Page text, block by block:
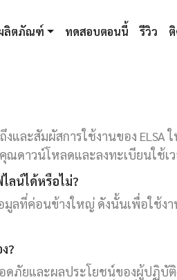
ลิตภัณฑ์ ทดสอบตอนนี้ รีวิว
และสัมผัสการใช้งานของ
ดาวน์โหลดและลงทะเบียนใช้เว
ลน์ได้หรือไม่?
มูลที่ค่อนข้างใหญ่ ดังนั้นเพื่อใช้ง
?
ภัยและผลประโยชน์ของผู้ปฏิบั